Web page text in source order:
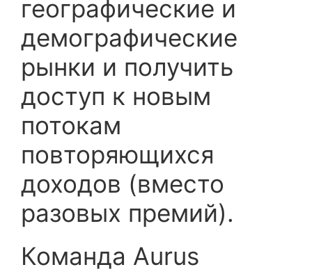
географические и
демографические
рынки и получить
доступ к новым
потокам
повторяющихся
доходов (вместо
разовых премий).
Команда Aurus